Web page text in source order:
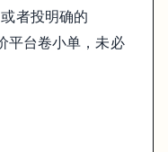
者投明确的
平台卷小单，未必